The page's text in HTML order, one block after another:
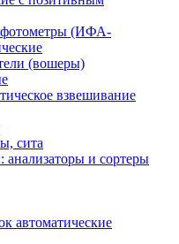
(ИФА-
(вошеры)
взвешивание
сита
и сортеры
автоматические